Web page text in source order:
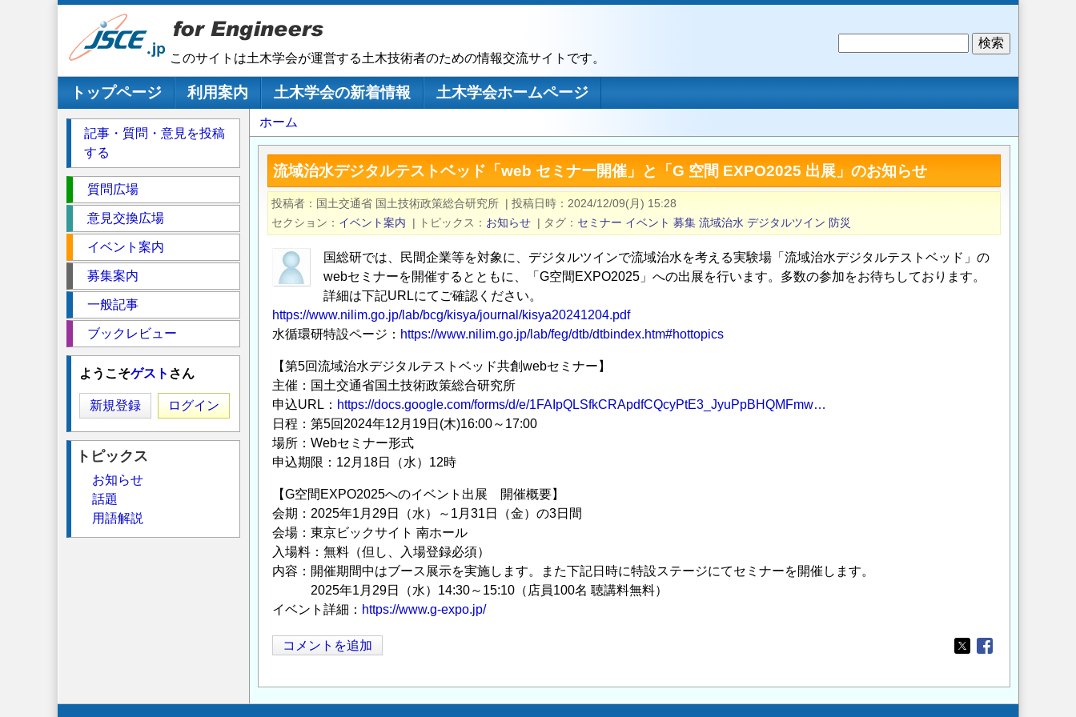
このサイトは土木学会が運営する土木技術者のための情報交流サイトです。
メインナビゲーション
トップページ 利用案内 土木学会の新着情報
土木学会ホームページ
パ
ン
く
ず
ホーム
流域治水デジタルテストベッド「web セミナー開催」と「G 空間 EXPO2025 出展」のお知らせ
投稿者 国土交通省 国土技術政策総合研究所 | 投稿日時
2024/12/09(月) 15:28
セクション
イベント案内 | トピックス お知らせ | タグ セミナー イベント 募集 流域治水 デジタルツイン 防災
国総研では、民間企業等を対象に、デジタルツインで流域治水を考える実験場「流域治水デジタルテストベッド」の
webセミナーを開催するとともに、「G空間EXPO2025」への出展を行います。多数の参加をお待ちしております。
詳細は下記URLにてご確認ください。
https://www.nilim.go.jp/lab/bcg/kisya/journal/kisya20241204.pdf
水循環研特設ページ： https://www.nilim.go.jp/lab/feg/dtb/dtbindex.htm#hottopics
【第5回流域治水デジタルテストベッド共創webセミナー】
主催：国土交通省国土技術政策総合研究所
申込URL： https://docs.google.com/forms/d/e/1FAIpQLSfkCRApdfCQcyPtE3_JyuPpBHQMFmw…
日程：第5回2024年12月19日(木)16:00～17:00
場所：Webセミナー形式
申込期限：12月18日（水）12時
【G空間EXPO2025へのイベント出展 開催概要】
会期：2025年1月29日（水）～1月31日（金）の3日間
会場：東京ビックサイト 南ホール
入場料：無料（但し、入場登録必須）
内容：開催期間中はブース展示を実施します。また下記日時に特設ステージにてセミナーを開催します。
2025年1月29日（水）14:30～15:10（店員100名 聴講料無料）
イベント詳細： https://www.g-expo.jp/
コメントを追加
Opens in a new
Opens in a new
記事・質問・意見を投稿
する
ク
シ
質問広場
意見交換広場
イベント案内
募集案内
一般記事
ブックレビュー
ようこそゲスト さん
新規登録 ログイン
トピックス
お知らせ
話題
用語解説